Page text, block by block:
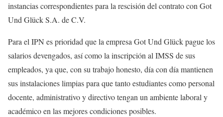
instancias correspondientes para la rescisión del contrato con Got
Und Glück S.A. de C.V.
Para el IPN es prioridad que la empresa Got Und Glück pague los
salarios devengados, así como la inscripción al IMSS de sus
empleados, ya que, con su trabajo honesto, día con día mantienen
sus instalaciones limpias para que tanto estudiantes como personal
docente, administrativo y directivo tengan un ambiente laboral y
académico en las mejores condiciones posibles.